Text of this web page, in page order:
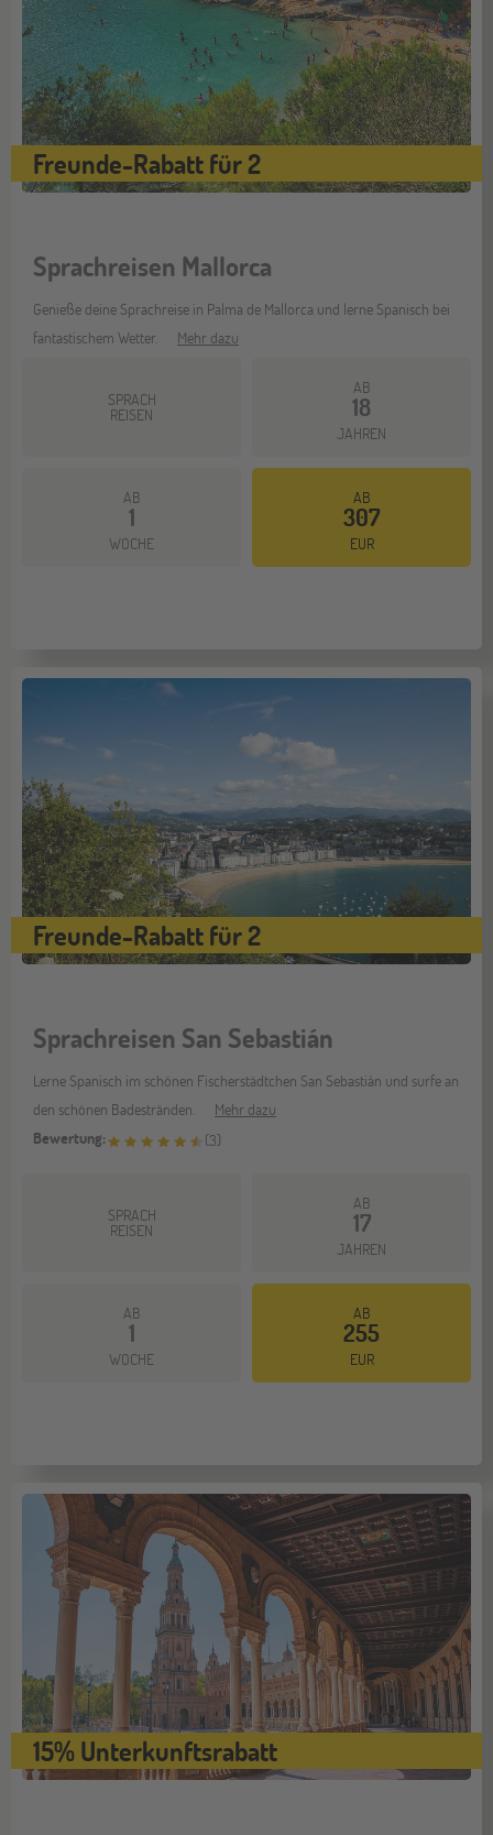
Freunde-Rabatt für 2
Sprachreisen Mallorca
Genieße deine Sprachreise in Palma de Mallorca und lerne Spanisch bei
fantastischem Wetter.
Mehr dazu
SPRACH
REISEN
AB
18
JAHREN
AB
1
WOCHE
AB
307
EUR
Freunde-Rabatt für 2
Sprachreisen San Sebastián
Lerne Spanisch im schönen Fischerstädtchen San Sebastián und surfe an
den schönen Badestränden.
Mehr dazu
Bewertung:
(3)
SPRACH
REISEN
AB
17
JAHREN
AB
1
WOCHE
AB
255
EUR
15% Unterkunftsrabatt